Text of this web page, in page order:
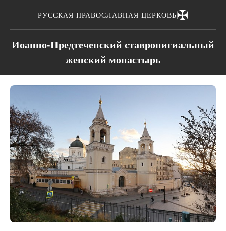
РУССКАЯ ПРАВОСЛАВНАЯ ЦЕРКОВЬ✠
Иоанно-Предтеченский ставропигиальный
женский монастырь